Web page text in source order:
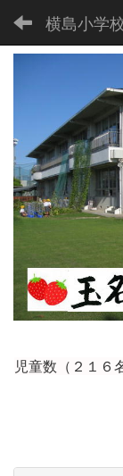
横島小学
児童数（２１６